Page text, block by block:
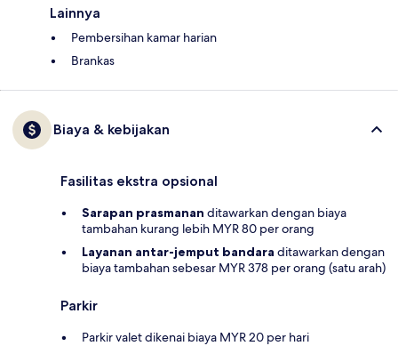
Lainnya
Pembersihan kamar harian
Brankas
Biaya & kebijakan
Fasilitas ekstra opsional
Sarapan prasmanan ditawarkan dengan biaya
tambahan kurang lebih MYR 80 per orang
Layanan antar-jemput bandara ditawarkan dengan
biaya tambahan sebesar MYR 378 per orang (satu arah)
Parkir
Parkir valet dikenai biaya MYR 20 per hari